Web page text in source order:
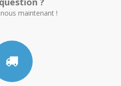
maintenant !